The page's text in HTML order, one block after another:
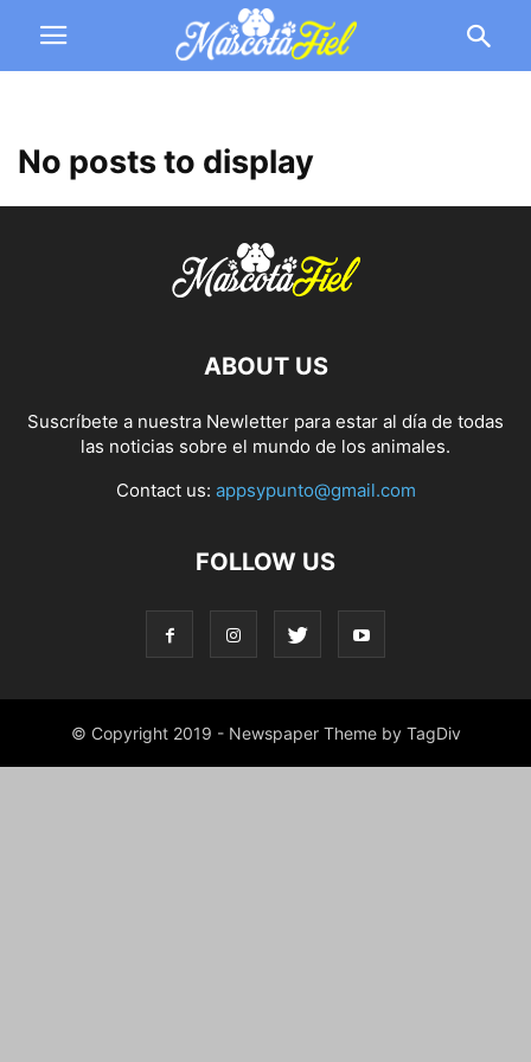
No posts to display
ABOUT US
Suscríbete a nuestra Newletter para estar al día de todas
las noticias sobre el mundo de los animales.
Contact us: appsypunto@gmail.com
FOLLOW US
© Copyright 2019 - Newspaper Theme by TagDiv